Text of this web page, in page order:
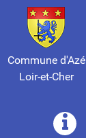
Commune d'Azé
Loir-et-Cher